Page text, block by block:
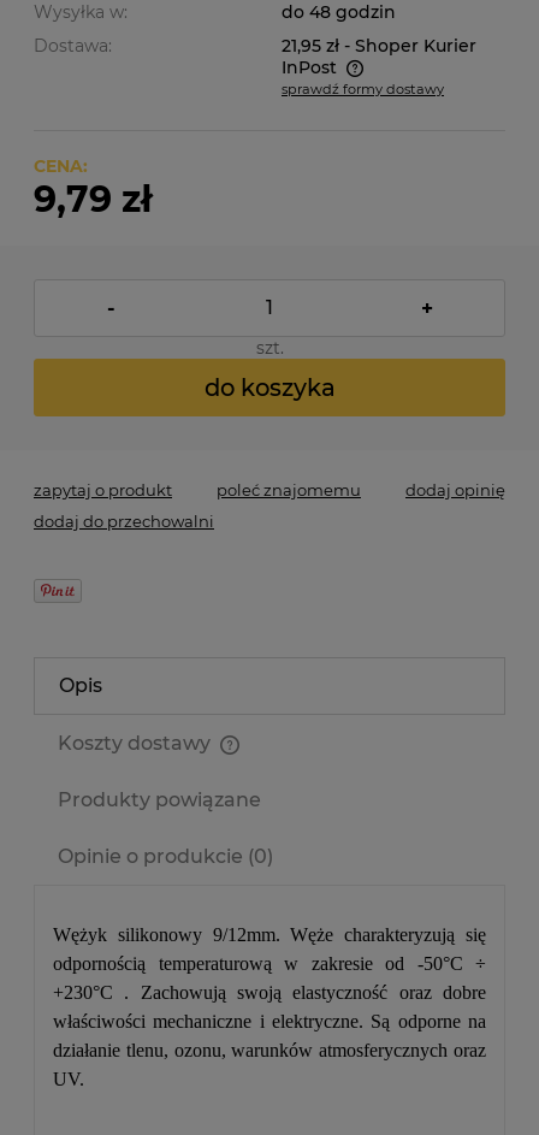
Wysyłka w:
do 48 godzin
Dostawa:
21,95 zł - Shoper Kurier
InPost
Cena nie zawiera ewentualnych kosztów płatności
sprawdź formy dostawy
CENA:
9,79 zł
- +
szt.
do koszyka
zapytaj o produkt poleć znajomemu
dodaj opinię
dodaj do przechowalni
Opis
Koszty dostawy
Produkty powiązane
Opinie o produkcie (0)
Wężyk silikonowy 9/12mm. Węże charakteryzują się
odpornością temperaturową w zakresie od -50°C ÷
+230°C . Zachowują swoją elastyczność oraz dobre
właściwości mechaniczne i elektryczne. Są odporne na
działanie tlenu, ozonu, warunków atmosferycznych oraz
UV.